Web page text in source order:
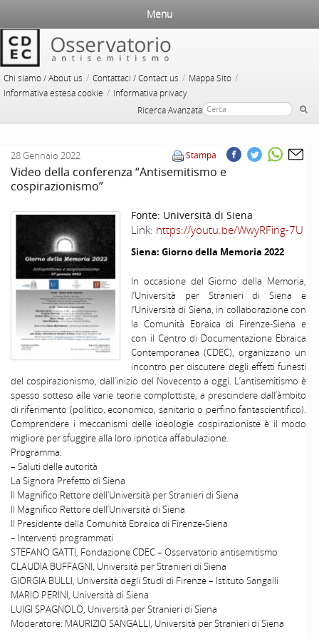
Chi siamo / About us / Contattaci / Contact us / Mappa Sito /
Informativa estesa cookie / Informativa privacy
Ricerca Avanzata
Menu
Stampa
28 Gennaio 2022
Video della conferenza “Antisemitismo e
cospirazionismo”
Fonte: Università di Siena
Link: https://youtu.be/WwyRFing-7U
Siena: Giorno della Memoria 2022
In occasione del Giorno della Memoria,
l’Università per Stranieri di Siena e
l’Università di Siena, in collaborazione con
la Comunità Ebraica di Firenze-Siena e
con il Centro di Documentazione Ebraica
Contemporanea (CDEC), organizzano un
incontro per discutere degli effetti funesti
del cospirazionismo, dall’inizio del Novecento a oggi. L’antisemitismo è
spesso sotteso alle varie teorie complottiste, a prescindere dall’àmbito
di riferimento (politico, economico, sanitario o perfino fantascientifico).
Comprendere i meccanismi delle ideologie cospirazioniste è il modo
migliore per sfuggire alla loro ipnotica affabulazione.
Programma:
– Saluti delle autorità
La Signora Prefetto di Siena
Il Magnifico Rettore dell’Università per Stranieri di Siena
Il Magnifico Rettore dell’Università di Siena
Il Presidente della Comunità Ebraica di Firenze-Siena
– Interventi programmati
STEFANO GATTI, Fondazione CDEC – Osservatorio antisemitismo
CLAUDIA BUFFAGNI, Università per Stranieri di Siena
GIORGIA BULLI, Università degli Studi di Firenze – Istituto Sangalli
MARIO PERINI, Università di Siena
LUIGI SPAGNOLO, Università per Stranieri di Siena
Moderatore: MAURIZIO SANGALLI, Università per Stranieri di Siena